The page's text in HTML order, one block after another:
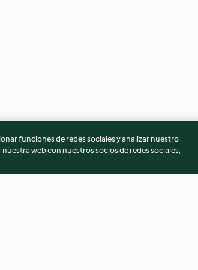
funciones de redes sociales y analizar nuestro
web con nuestros socios de redes sociales,